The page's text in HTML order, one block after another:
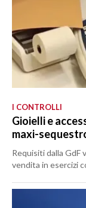
I CONTROLLI
Gioielli e
maxi-
Requisiti dalla GdF
vendita in esercizi